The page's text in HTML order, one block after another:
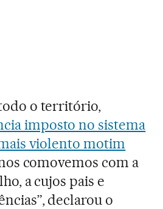
o território,
imposto no sistema
violento motim
comovemos com a
a cujos pais e
declarou o